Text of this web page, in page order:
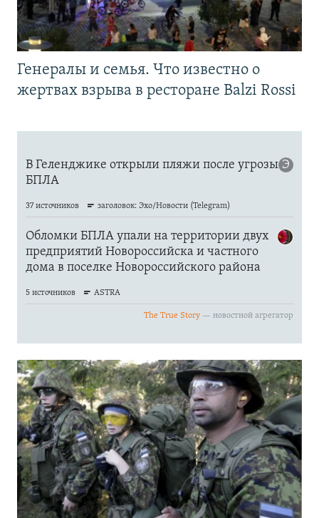
Генералы и семья. Что известно о
жертвах взрыва в ресторане Balzi Rossi